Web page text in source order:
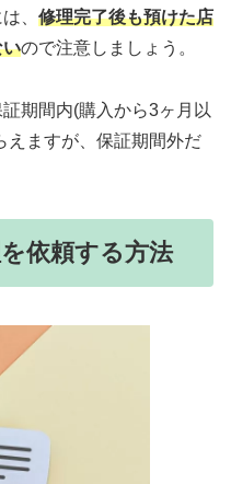
、 修理完了後も預けた店
いので注意しましょう。
期間内(購入から3ヶ月以
えますが、保証期間外だ
依頼する方法